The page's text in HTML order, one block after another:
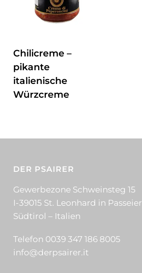
ZUM PRODUKT
Chilicreme –
pikante
italienische
Würzcreme
DER PSAIRER
Gewerbezone Schweinsteg 15
I-39015 St. Leonhard in Passeier
Südtirol – Italien
Telefon 0039 347 186 8005
info@derpsairer.it